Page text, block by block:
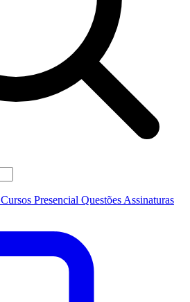
Cursos Presencial Questões Assinaturas